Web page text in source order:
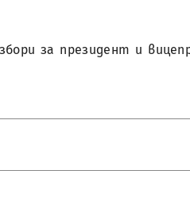
за президент и